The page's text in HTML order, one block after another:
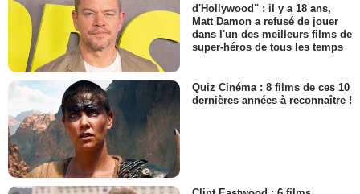
d'Hollywood" : il y a 18 ans,
Matt Damon a refusé de jouer
dans l'un des meilleurs films de
super-héros de tous les temps
Quiz Cinéma : 8 films de ces 10
dernières années à reconnaître !